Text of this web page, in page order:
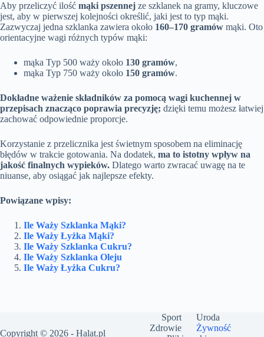
Aby przeliczyć ilość mąki pszennej ze szklanek na gramy, kluczowe
jest, aby w pierwszej kolejności określić, jaki jest to typ mąki.
Zazwyczaj jedna szklanka zawiera około 160–170 gramów mąki. Oto
orientacyjne wagi różnych typów mąki:
mąka Typ 500 waży około 130 gramów,
mąka Typ 750 waży około 150 gramów.
Dokładne ważenie składników za pomocą wagi kuchennej w
przepisach znacząco poprawia precyzję; dzięki temu możesz łatwiej
zachować odpowiednie proporcje.
Korzystanie z przelicznika jest świetnym sposobem na eliminację
błędów w trakcie gotowania. Na dodatek, ma to istotny wpływ na
jakość finalnych wypieków. Dlatego warto zwracać uwagę na te
niuanse, aby osiągać jak najlepsze efekty.
Powiązane wpisy:
Ile Waży Szklanka Mąki?
Ile Waży Łyżka Mąki?
Ile Waży Szklanka Cukru?
Ile Waży Szklanka Oleju
Ile Waży Łyżka Cukru?
Copyright © 2026 - Halat.pl
Sport
Uroda
Zdrowie
Żywność